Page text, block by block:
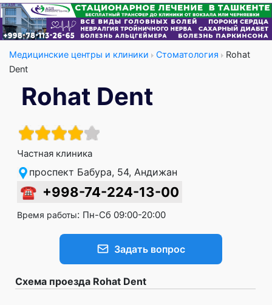
Медицинские центры и клиники Стоматология
Rohat
Dent
Rohat Dent
Частная клиника
проспект Бабура, 54, Андижан
☎ +998-74-224-13-00
Время работы: Пн-Сб 09:00-20:00
Задать вопрос
Схема проезда Rohat Dent